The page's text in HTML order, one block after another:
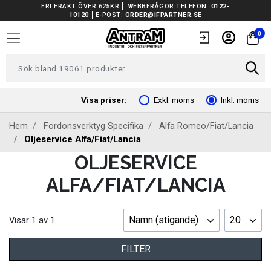
FRI FRAKT ÖVER 625KR WEBBFRÅGOR TELEFON: 0122-
10120
E-POST: ORDER@IFPARTNER.SE
0
Visa priser: Exkl. moms Inkl. moms
TRUCKAR I LAGER
TUNGA FORDON UNIVERSAL
FORDONSVERKTYG EV
ARBETSPLATSUTRUSTNING
EL OCH BELYSNING
FILTER
Hem Fordonsverktyg Specifika
Alfa Romeo/Fiat/Lancia
Oljeservice Alfa/Fiat/Lancia
OLJESERVICE
ALFA/FIAT/LANCIA
Visar 1 av 1 Namn (stigande) 20
FILTER